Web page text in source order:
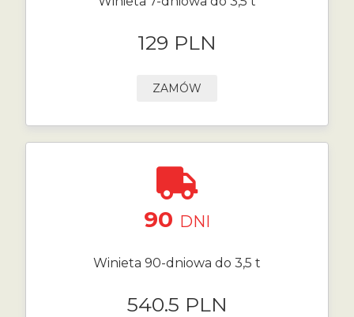
129 PLN
ZAMÓW
90 DNI
Winieta 90-dniowa do 3,5 t
540.5 PLN